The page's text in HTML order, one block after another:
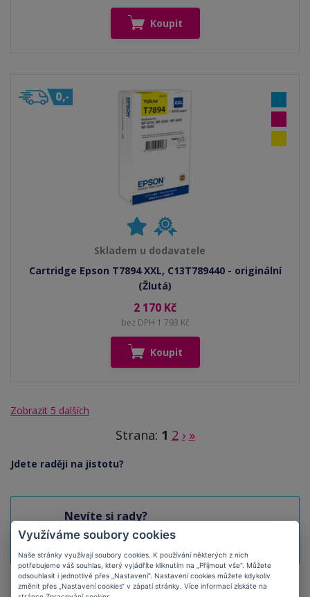
Koupit
Skladem u dodavatele
Cartridge Epson T7894 XXL, C13T789440 - originální
(Žlutá)
2 170 Kč
bez DPH 1 793 Kč
Koupit
Zobrazit 5 dalších
Strana: 1 2 › »
Jdete raději na jistotu?
Nevíte si rady?
Napište nám, rádi Vám poradíme
info@tonerynaplne.cz
Využíváme soubory cookies
Naše stránky využívají soubory cookies. K používání některých z nich
potřebujeme váš souhlas, který vyjádříte kliknutím na „Přijmout vše“. Můžete
odsouhlasit i jednotlivě přes „Nastavení“. Nastavení cookies můžete kdykoliv
změnit přes „Nastavení cookies“ v zápatí stránky. Více informací získáte na